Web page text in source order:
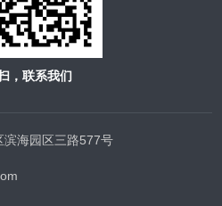
，联系我们
滨海园区三路577号